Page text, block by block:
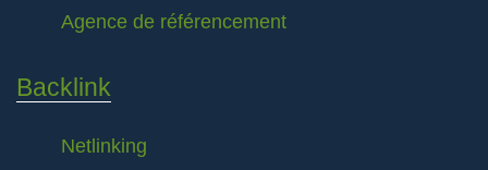
Agence de référencement
Backlink
Netlinking